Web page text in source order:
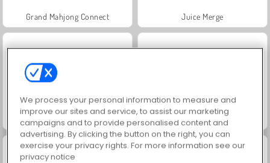
Grand Mahjong Connect Juice Merge
Trollface Quest: USA 2 Masha and the Bear: Meadows
We process your personal information to measure and
improve our sites and service, to assist our marketing
campaigns and to provide personalised content and
advertising. By clicking the button on the right, you can
exercise your privacy rights. For more information see our
privacy notice